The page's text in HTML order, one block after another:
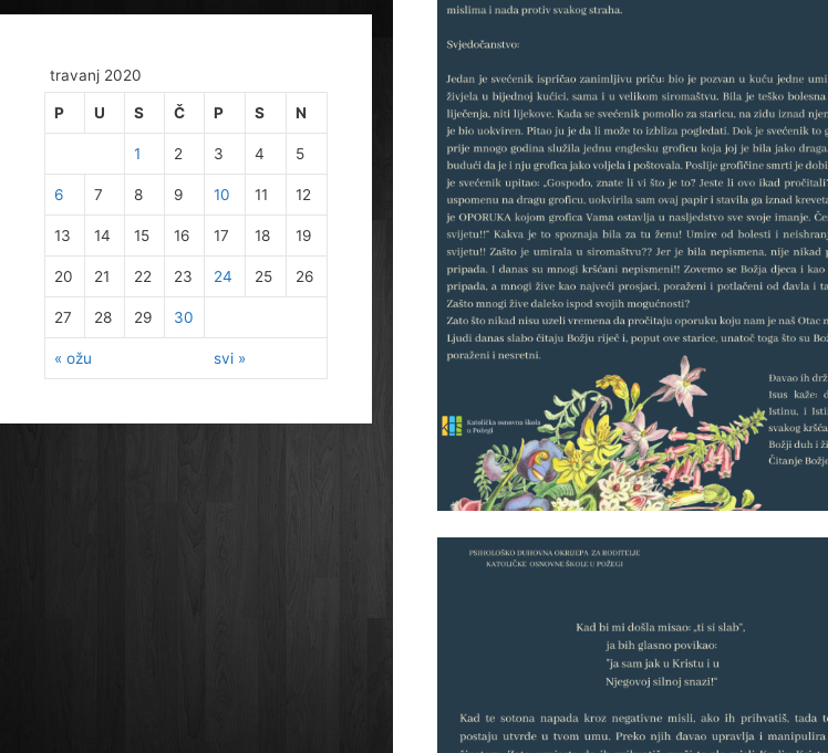
travanj 2020
P U S Č P S N
« ožu svi »
1 2 3 4 5
6 7 8 9 10 11 12
13 14 15 16 17 18 19
20 21 22 23 24 25 26
27 28 29 30